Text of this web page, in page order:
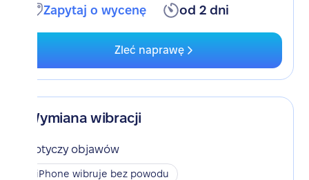
Zapytaj o wycenę od 2 dni
Zleć naprawę
Wymiana wibracji
Dotyczy objawów
iPhone wibruje bez powodu